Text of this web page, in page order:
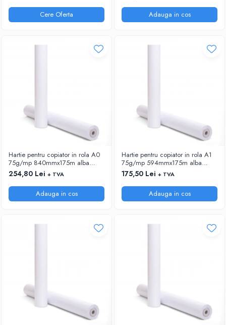
ECUSOANE
SISTEME INTERACTIVE
Cere Oferta Adauga in cos
Hartie pentru copiator in rola A0
75g/mp 840mmx175m alba
Xerox
254,80 Lei + TVA
Adauga in cos
Hartie pentru copiator in rola A1
75g/mp 594mmx175m alba
Xerox
175,50 Lei + TVA
Adauga in cos